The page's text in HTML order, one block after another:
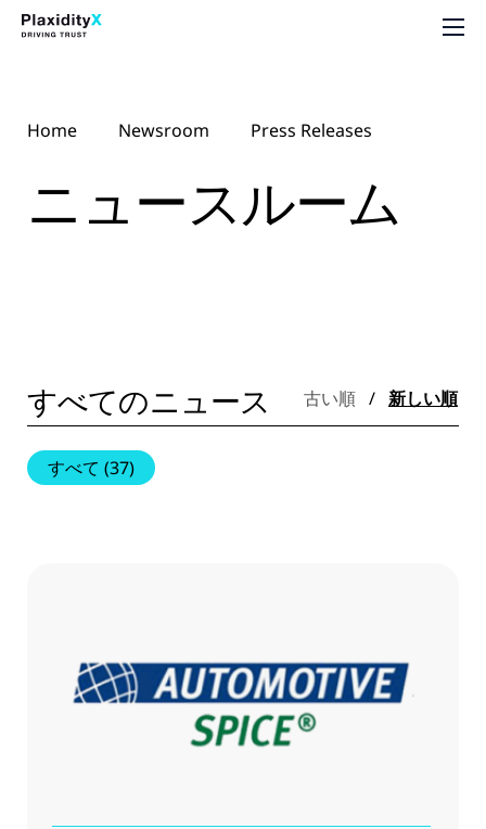
Home Newsroom Press Releases
ニュースルーム
すべてのニュース 古い順 / 新しい順
すべて (37)